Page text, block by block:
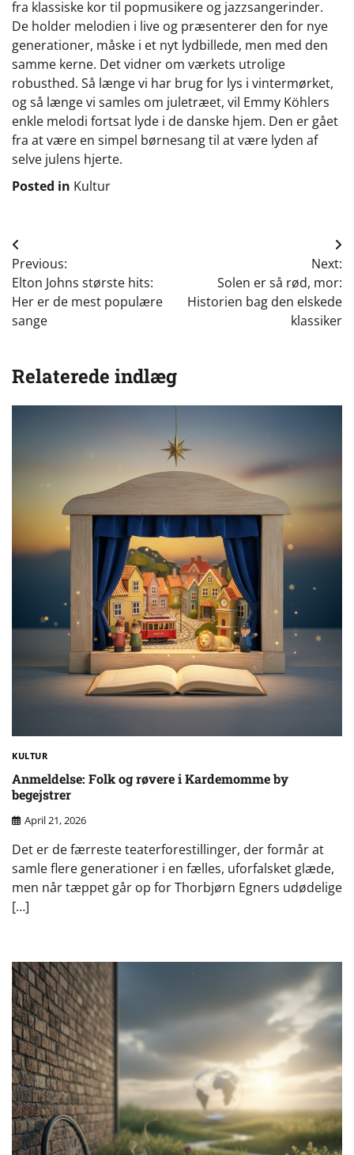
fra klassiske kor til popmusikere og jazzsangerinder.
De holder melodien i live og præsenterer den for nye
generationer, måske i et nyt lydbillede, men med den
samme kerne. Det vidner om værkets utrolige
robusthed. Så længe vi har brug for lys i vintermørket,
og så længe vi samles om juletræet, vil Emmy Köhlers
enkle melodi fortsat lyde i de danske hjem. Den er gået
fra at være en simpel børnesang til at være lyden af
selve julens hjerte.
Posted in Kultur
Indlægsnavigation
Previous:
Elton Johns største hits:
Her er de mest populære
sange
Next:
Solen er så rød, mor:
Historien bag den elskede
klassiker
Relaterede indlæg
KULTUR
Anmeldelse: Folk og røvere i Kardemomme by
begejstrer
April 21, 2026
Det er de færreste teaterforestillinger, der formår at
samle flere generationer i en fælles, uforfalsket glæde,
men når tæppet går op for Thorbjørn Egners udødelige
[…]